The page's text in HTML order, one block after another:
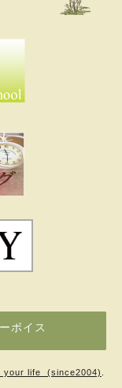
ボイス
your life (since2004)